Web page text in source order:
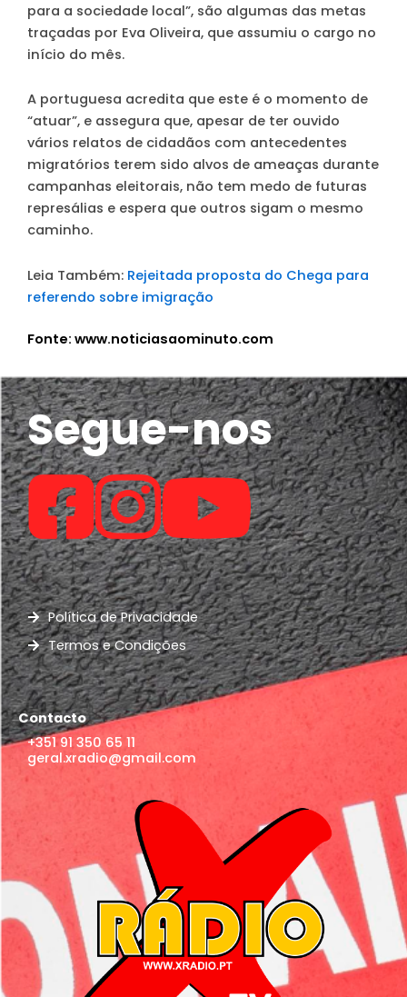
para a sociedade local”, são algumas das metas
traçadas por Eva Oliveira, que assumiu o cargo no
início do mês.
A portuguesa acredita que este é o momento de
“atuar”, e assegura que, apesar de ter ouvido
vários relatos de cidadãos com antecedentes
migratórios terem sido alvos de ameaças durante
campanhas eleitorais, não tem medo de futuras
represálias e espera que outros sigam o mesmo
caminho.
Leia Também: Rejeitada proposta do Chega para
referendo sobre imigração
Fonte: www.noticiasaominuto.com
Segue-nos
Política de Privacidade
Termos e Condições
Contacto
+351 91 350 65 11
geral.xradio@gmail.com